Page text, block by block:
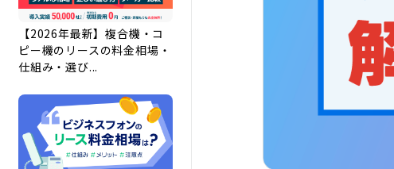
【2026年最新】複合機・コ
ピー機のリースの料金相場・
仕組み・選び...